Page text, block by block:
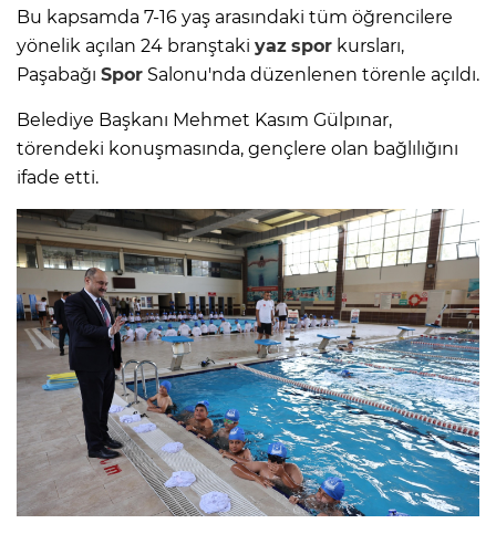
Bu kapsamda 7-16 yaş arasındaki tüm öğrencilere
yönelik açılan 24 branştaki yaz spor kursları,
Paşabağı Spor Salonu'nda düzenlenen törenle açıldı.
Belediye Başkanı Mehmet Kasım Gülpınar,
törendeki konuşmasında, gençlere olan bağlılığını
ifade etti.